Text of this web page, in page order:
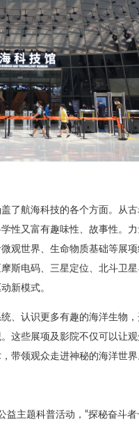
了航海科技的各个方面。从
性又富有趣味性、故事性。
观世界、生命物质基础等展
斯电码、三星定位、北斗卫
新模式。
、认识更多有趣的海洋生物
这些展项及影院不仅可以让
带领观众走进神秘的海洋世界
主题科普活动，“探秘奋斗